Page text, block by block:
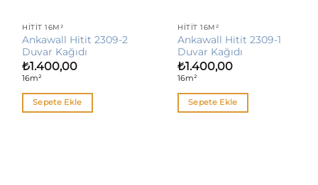
HITIT 16M²
Ankawall Hitit 2309-2
Duvar Kağıdı
₺1.400,00
16m²
Sepete Ekle
HITIT 16M²
Ankawall Hitit 2309-1
Duvar Kağıdı
₺1.400,00
16m²
Sepete Ekle